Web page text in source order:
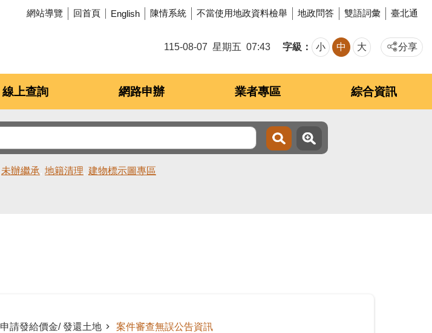
網站導覽 回首頁 English 陳情系統 不當使用地政資料檢舉 地政問答 雙語詞彙 臺北通
115-08-07 星期五 07:43 字級 小 中 大 分享
線上查詢 網路申辦 業者專區 綜合資訊
未辦繼承 地籍清理 建物標示圖專區
申請發給價金/ 發還土地 案件審查無誤公告資訊